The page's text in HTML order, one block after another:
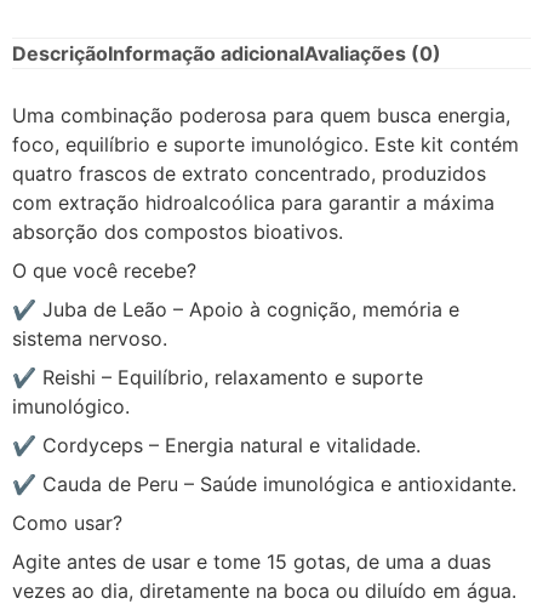
DescriçãoInformação adicionalAvaliações (0)
Uma combinação poderosa para quem busca energia,
foco, equilíbrio e suporte imunológico. Este kit contém
quatro frascos de extrato concentrado, produzidos
com extração hidroalcoólica para garantir a máxima
absorção dos compostos bioativos.
O que você recebe?
✔ Juba de Leão – Apoio à cognição, memória e
sistema nervoso.
✔ Reishi – Equilíbrio, relaxamento e suporte
imunológico.
✔ Cordyceps – Energia natural e vitalidade.
✔ Cauda de Peru – Saúde imunológica e antioxidante.
Como usar?
Agite antes de usar e tome 15 gotas, de uma a duas
vezes ao dia, diretamente na boca ou diluído em água.